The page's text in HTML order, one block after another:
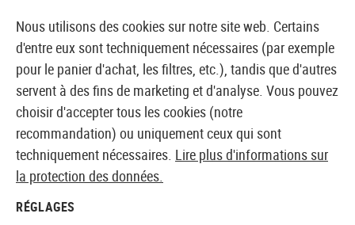
BOUTIQUE ET GROSSISTE EUROPÉEN AIRSOFT
Accueil Airguns Chargeurs Magazin Cx4 Storm
Beretta
Nous utilisons des cookies sur notre site web. Certains
d'entre eux sont techniquement nécessaires (par exemple
pour le panier d'achat, les filtres, etc.), tandis que d'autres
servent à des fins de marketing et d'analyse. Vous pouvez
choisir d'accepter tous les cookies (notre
recommandation) ou uniquement ceux qui sont
techniquement nécessaires. Lire plus d'informations sur
la protection des données.
RÉGLAGES